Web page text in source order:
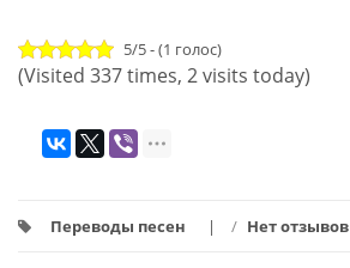
5/5 - (1 голос)
(Visited 337 times, 2 visits today)
Переводы песен / Нет отзывов